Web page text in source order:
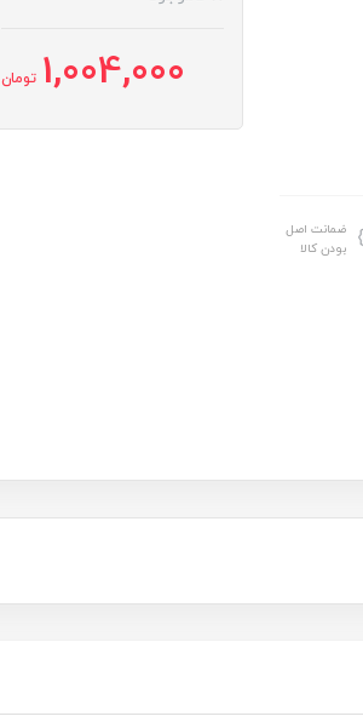
ضمانت اصل
بودن کالا
1,004,000 تومان